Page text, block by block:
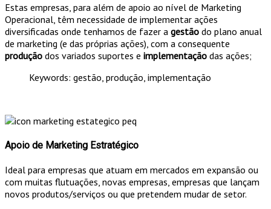
Estas empresas, para além de apoio ao nível de Marketing
Operacional, têm necessidade de implementar ações
diversificadas onde tenhamos de fazer a gestão do plano anual
de marketing (e das próprias ações), com a consequente
produção dos variados suportes e implementação das ações;
Keywords: gestão, produção, implementação
Apoio de Marketing Estratégico
Ideal para empresas que atuam em mercados em expansão ou
com muitas flutuações, novas empresas, empresas que lançam
novos produtos/serviços ou que pretendem mudar de setor.